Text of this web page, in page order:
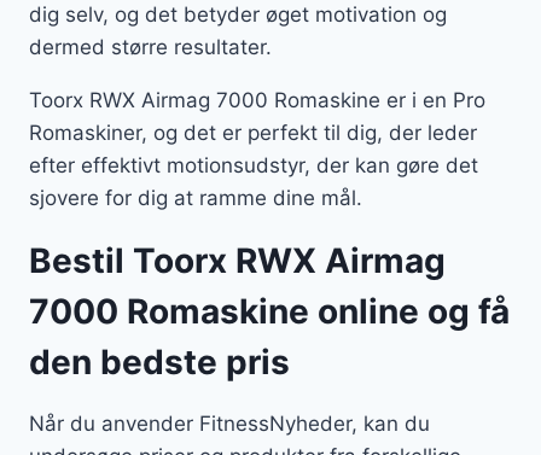
dig selv, og det betyder øget motivation og
dermed større resultater.
Toorx RWX Airmag 7000 Romaskine er i en Pro
Romaskiner, og det er perfekt til dig, der leder
efter effektivt motionsudstyr, der kan gøre det
sjovere for dig at ramme dine mål.
Bestil Toorx RWX Airmag
7000 Romaskine online og få
den bedste pris
Når du anvender FitnessNyheder, kan du